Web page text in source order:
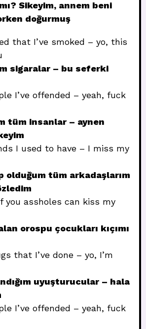
Sikeyim, annem beni
doğurmuş
that I’ve smoked – yo, this
sigaralar – bu seferki
I’ve offended – yeah, fuck
tüm insanlar – aynen
I used to have – I miss my
olduğum tüm arkadaşlarım
you assholes can kiss my
orospu çocukları kıçımı
that I’ve done – yo, I’m
uyuşturucular – hala
I’ve offended – yeah, fuck